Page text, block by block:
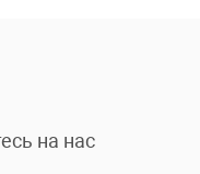
на нас